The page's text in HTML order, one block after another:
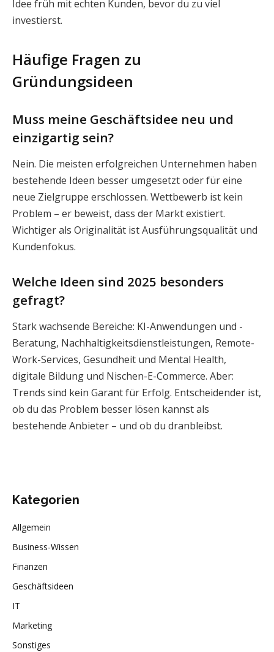
Idee früh mit echten Kunden, bevor du zu viel
investierst.
Häufige Fragen zu
Gründungsideen
Muss meine Geschäftsidee neu und
einzigartig sein?
Nein. Die meisten erfolgreichen Unternehmen haben
bestehende Ideen besser umgesetzt oder für eine
neue Zielgruppe erschlossen. Wettbewerb ist kein
Problem – er beweist, dass der Markt existiert.
Wichtiger als Originalität ist Ausführungsqualität und
Kundenfokus.
Welche Ideen sind 2025 besonders
gefragt?
Stark wachsende Bereiche: KI-Anwendungen und -
Beratung, Nachhaltigkeitsdienstleistungen, Remote-
Work-Services, Gesundheit und Mental Health,
digitale Bildung und Nischen-E-Commerce. Aber:
Trends sind kein Garant für Erfolg. Entscheidender ist,
ob du das Problem besser lösen kannst als
bestehende Anbieter – und ob du dranbleibst.
Kategorien
Allgemein
Business-Wissen
Finanzen
Geschäftsideen
IT
Marketing
Sonstiges